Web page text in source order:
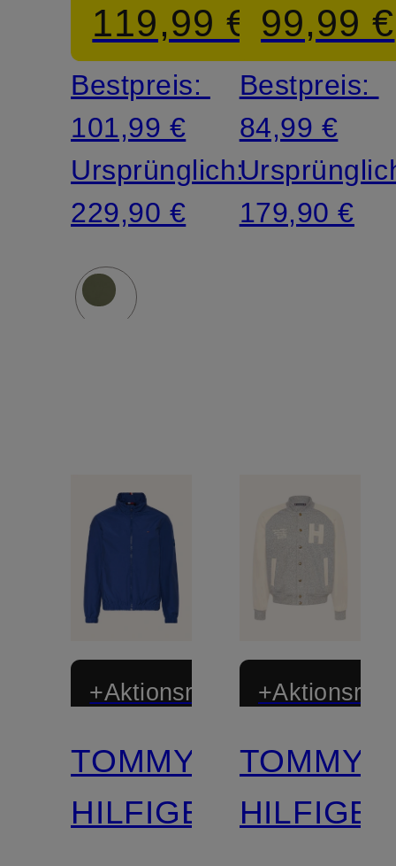
119,99 €
Bestpreis:
101,99 €
Ursprünglich:
229,90 €
99,99 €
Bestpreis:
84,99 €
179,90 €
+Aktionsrabatt
TOMMY
HILFIGER
TOMMY